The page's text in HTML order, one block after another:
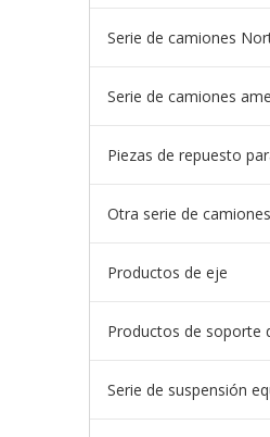
Otra serie de camiones
Productos de eje
Productos de soporte
Serie de suspensión